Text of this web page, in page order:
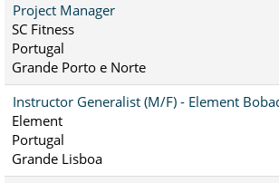
Project Manager
SC Fitness
Portugal
Grande Porto e Norte
Instructor Generalist (M/F) - Element
Element
Portugal
Grande Lisboa